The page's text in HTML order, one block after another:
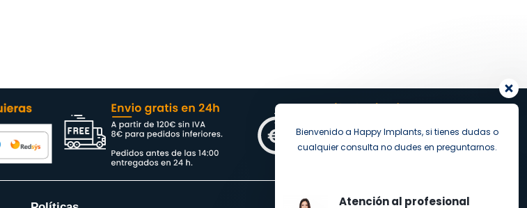
Bienvenido a Happy Implants, si tienes dudas o
cualquier consulta no dudes en preguntarnos.
Atención al profesional